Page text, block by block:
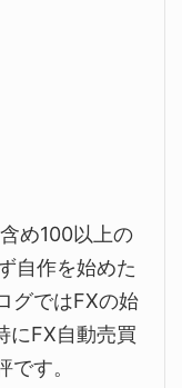
め100以上の
自作を始めた
グではFXの始
にFX自動売買
す。